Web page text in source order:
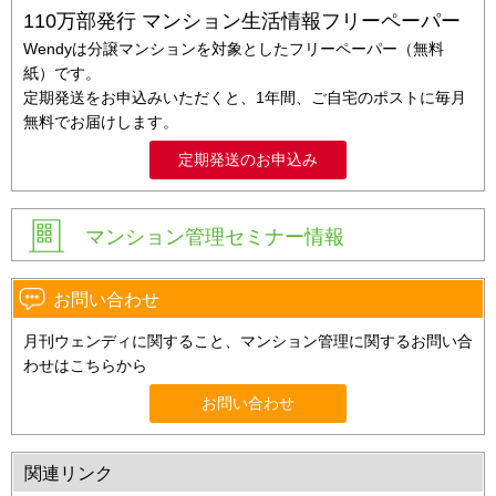
110万部発行 マンション生活情報フリーペーパー
Wendyは分譲マンションを対象としたフリーペーパー（無料
紙）です。
定期発送をお申込みいただくと、1年間、ご自宅のポストに毎月
無料でお届けします。
定期発送のお申込み
マンション管理セミナー情報
お問い合わせ
月刊ウェンディに関すること、マンション管理に関するお問い合
わせはこちらから
お問い合わせ
関連リンク